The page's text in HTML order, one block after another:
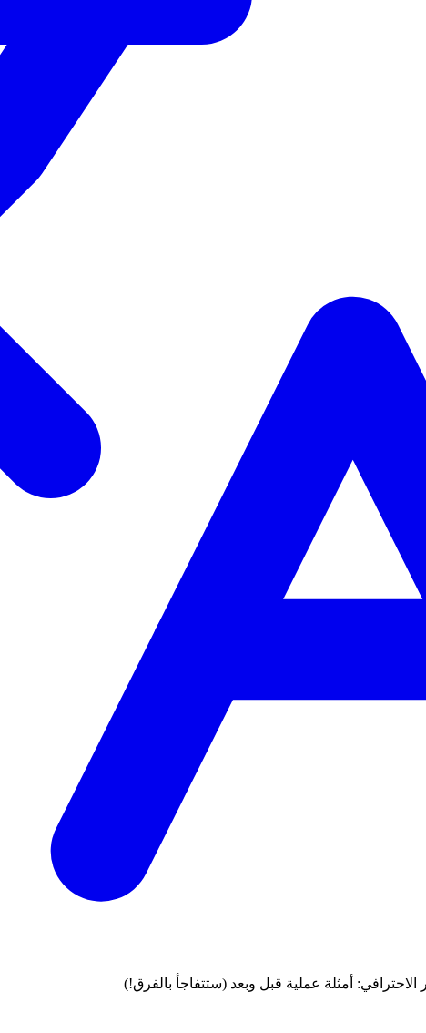
الاحترافي: أمثلة عملية قبل وبعد (ستتفاجأ بالفرق!)